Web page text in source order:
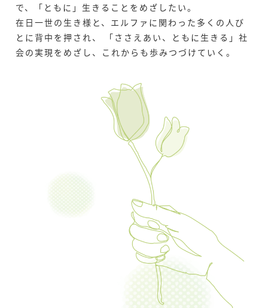
で、「ともに」生きることをめざしたい。
在日一世の生き様と、エルファに関わった多くの人び
とに背中を押され、
「ささえあい、ともに生きる」社
会の実現をめざし、これからも歩みつづけていく。